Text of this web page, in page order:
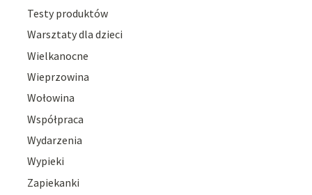
Testy produktów
Warsztaty dla dzieci
Wielkanocne
Wieprzowina
Wołowina
Współpraca
Wydarzenia
Wypieki
Zapiekanki